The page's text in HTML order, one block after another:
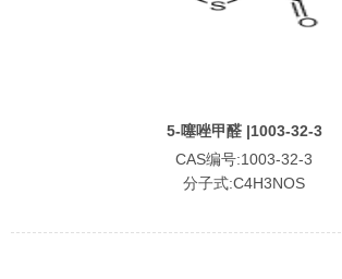
5-噻唑甲醛 |1003-32-3
CAS编号:1003-32-3
分子式:C4H3NOS